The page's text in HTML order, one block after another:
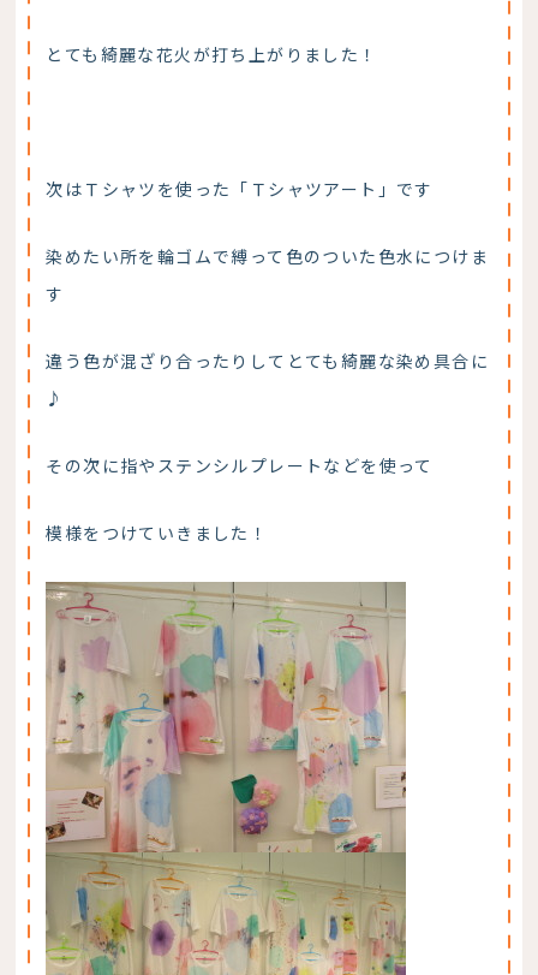
とても綺麗な花火が打ち上がりました！
次はＴシャツを使った「Ｔシャツアート」です
染めたい所を輪ゴムで縛って色のついた色水につけま
す
違う色が混ざり合ったりしてとても綺麗な染め具合に
♪
その次に指やステンシルプレートなどを使って
模様をつけていきました！